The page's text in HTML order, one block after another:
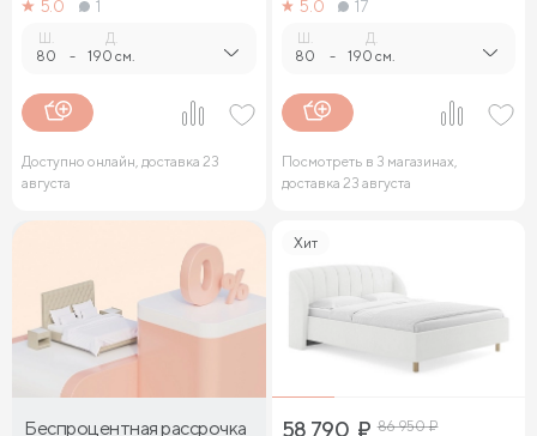
5.0
1
80 -
Д.
190 см.
Доступно онлайн, доставка 23
августа
5.0
17
80 -
Д.
190 см.
Посмотреть в 3 магазинах,
доставка 23 августа
Беспроцентная рассрочка
Хит
58 790 ₽ 86 950₽